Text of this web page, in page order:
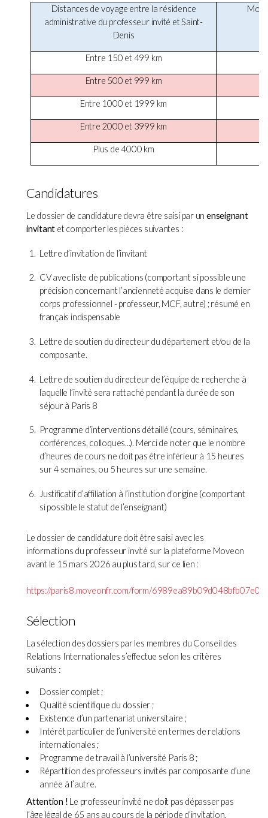
Distances de voyage entre la résidence
administrative du professeur invité et Saint-
Denis
Entre 150 et 499 km
Entre 500 et 999 km
Entre 1000 et 1999 km
Entre 2000 et 3999 km
Plus de 4000 km
Candidatures
Le dossier de candidature devra être saisi par un enseignant
invitant et comporter les pièces suivantes :
Lettre d’invitation de l’invitant
CV avec liste de publications (comportant si possible une
précision concernant l’ancienneté acquise dans le dernier
corps professionnel - professeur, MCF, autre) ; résumé en
français indispensable
Lettre de soutien du directeur du département et/ou de la
composante.
Lettre de soutien du directeur de l’équipe de recherche à
laquelle l’invité sera rattaché pendant la durée de son
séjour à Paris 8
Programme d’interventions détaillé (cours, séminaires,
conférences, colloques...). Merci de noter que le nombre
d’heures de cours ne doit pas être inférieur à 15 heures
sur 4 semaines, ou 5 heures sur une semaine.
Justificatif d’affiliation à l’institution d’origine (comportant
si possible le statut de l’enseignant)
Le dossier de candidature doit être saisi avec les
informations du professeur invité sur la plateforme Moveon
avant le 15 mars 2026 au plus tard, sur ce lien :
https://paris8.moveonfr.com/form/
Sélection
La sélection des dossiers par les membres du Conseil des
Relations Internationales s’effectue selon les critères
suivants :
Dossier complet ;
Qualité scientifique du dossier ;
Existence d’un partenariat universitaire ;
Intérêt particulier de l’université en termes de relations
internationales ;
Programme de travail à l’université Paris 8 ;
Répartition des professeurs invités par composante d’une
année à l’autre.
Attention ! Le professeur invité ne doit pas dépasser pas
l’âge légal de 65 ans au cours de la période d’invitation.